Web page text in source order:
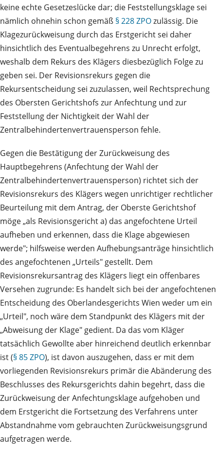
keine echte Gesetzeslücke dar; die Feststellungsklage sei
nämlich ohnehin schon gemäß § 228 ZPOzulässig. Die
Klagezurückweisung durch das Erstgericht sei daher
hinsichtlich des Eventualbegehrens zu Unrecht erfolgt,
weshalb dem Rekurs des Klägers diesbezüglich Folge zu
geben sei. Der Revisionsrekurs gegen die
Rekursentscheidung sei zuzulassen, weil Rechtsprechung
des Obersten Gerichtshofs zur Anfechtung und zur
Feststellung der Nichtigkeit der Wahl der
Zentralbehindertenvertrauensperson fehle.
Gegen die Bestätigung der Zurückweisung des
Hauptbegehrens (Anfechtung der Wahl der
Zentralbehindertenvertrauensperson) richtet sich der
Revisionsrekurs des Klägers wegen unrichtiger rechtlicher
Beurteilung mit dem Antrag, der Oberste Gerichtshof
möge „als Revisionsgericht a) das angefochtene Urteil
aufheben und erkennen, dass die Klage abgewiesen
werde"; hilfsweise werden Aufhebungsanträge hinsichtlich
des angefochtenen „Urteils" gestellt. Dem
Revisionsrekursantrag des Klägers liegt ein offenbares
Versehen zugrunde: Es handelt sich bei der angefochtenen
Entscheidung des Oberlandesgerichts Wien weder um ein
„Urteil", noch wäre dem Standpunkt des Klägers mit der
„Abweisung der Klage" gedient. Da das vom Kläger
tatsächlich Gewollte aber hinreichend deutlich erkennbar
ist (§ 85 ZPO), ist davon auszugehen, dass er mit dem
vorliegenden Revisionsrekurs primär die Abänderung des
Beschlusses des Rekursgerichts dahin begehrt, dass die
Zurückweisung der Anfechtungsklage aufgehoben und
dem Erstgericht die Fortsetzung des Verfahrens unter
Abstandnahme vom gebrauchten Zurückweisungsgrund
aufgetragen werde.